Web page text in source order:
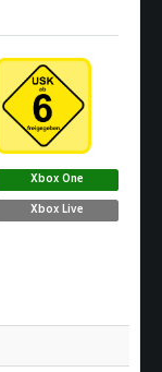
Xbox One
Xbox Live